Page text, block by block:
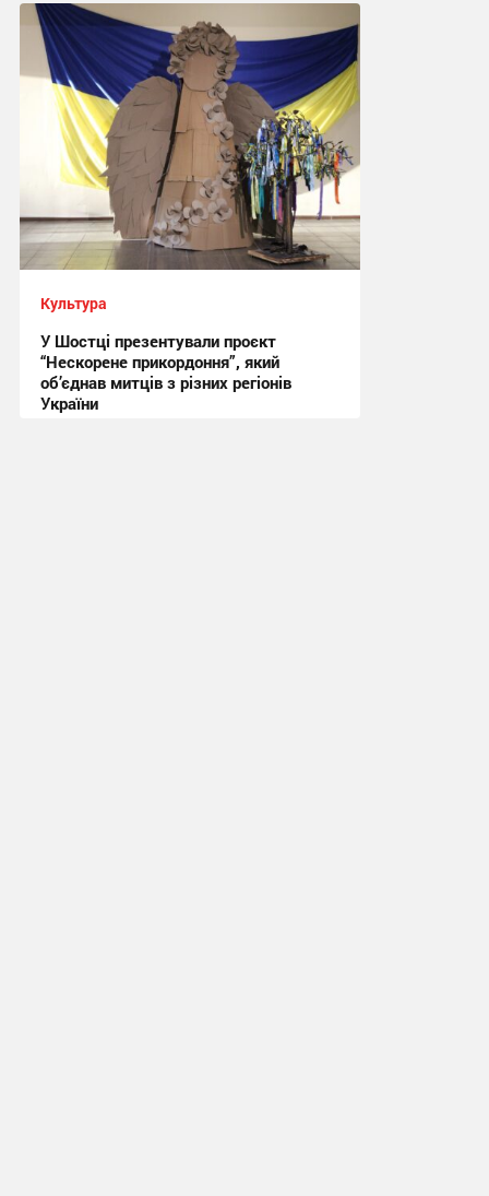
17:26, 6.08.2026
Культура
У Шостці презентували проєкт
“Нескорене прикордоння”, який
об’єднав митців з різних регіонів
України